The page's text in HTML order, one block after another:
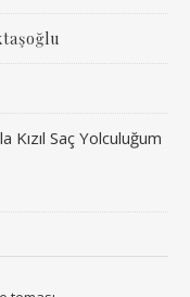
Kızıl Saç Yolculuğum